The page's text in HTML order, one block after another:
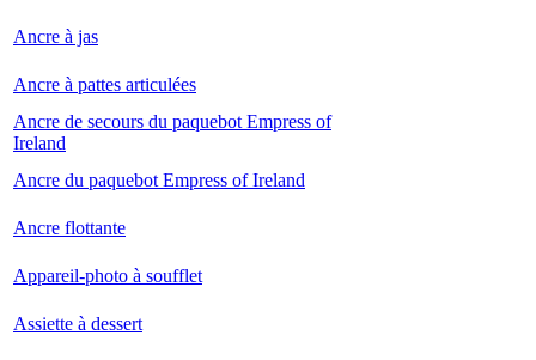
Ancre à jas
Ancre à pattes articulées
Ancre de secours du paquebot Empress of
Ireland
Ancre du paquebot Empress of Ireland
Ancre flottante
Appareil-photo à soufflet
Assiette à dessert